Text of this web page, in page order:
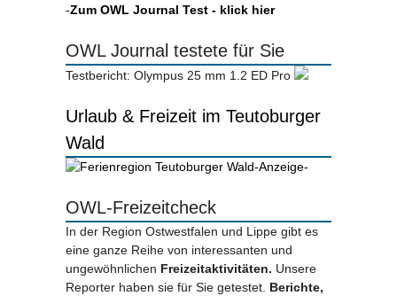
-Zum OWL Journal Test - klick hier
OWL Journal testete für Sie
Testbericht: Olympus 25 mm 1.2 ED Pro
Urlaub & Freizeit im Teutoburger
Wald
-Anzeige-
OWL-Freizeitcheck
In der Region Ostwestfalen und Lippe gibt es
eine ganze Reihe von interessanten und
ungewöhnlichen Freizeitaktivitäten. Unsere
Reporter haben sie für Sie getestet. Berichte,